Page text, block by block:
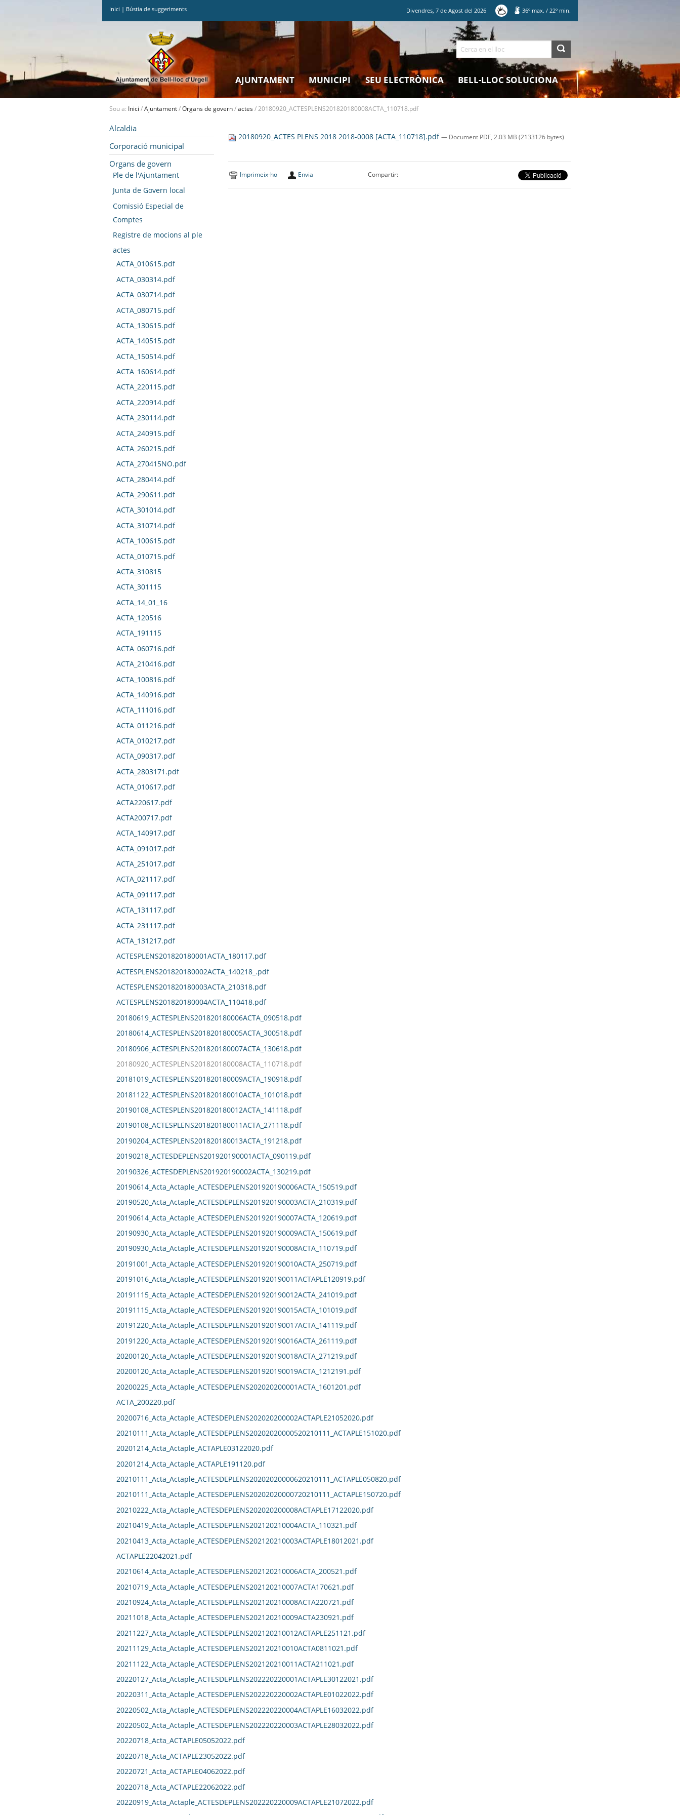
Inici | Bústia de suggeriments Divendres,7 deAgost del2026 36º max. / 22º min.
Cerca
AJUNTAMENT MUNICIPI SEU ELECTRÒNICA BELL-LLOC SOLUCIONA
Sou a: Inici /Ajuntament/Organs de govern/actes/20180920_ACTESPLENS201820180008ACTA_110718.pdf
Alcaldia
Corporació municipal
Organs de govern
Ple de l'Ajuntament
Junta de Govern local
Comissió Especial de
Comptes
Registre de mocions al ple
actes
ACTA_010615.pdf
ACTA_030314.pdf
ACTA_030714.pdf
ACTA_080715.pdf
ACTA_130615.pdf
ACTA_140515.pdf
ACTA_150514.pdf
ACTA_160614.pdf
ACTA_220115.pdf
ACTA_220914.pdf
ACTA_230114.pdf
ACTA_240915.pdf
ACTA_260215.pdf
ACTA_270415NO.pdf
ACTA_280414.pdf
ACTA_290611.pdf
ACTA_301014.pdf
ACTA_310714.pdf
ACTA_100615.pdf
ACTA_010715.pdf
ACTA_310815
ACTA_301115
ACTA_14_01_16
ACTA_120516
ACTA_191115
ACTA_060716.pdf
ACTA_210416.pdf
ACTA_100816.pdf
ACTA_140916.pdf
ACTA_111016.pdf
ACTA_011216.pdf
ACTA_010217.pdf
ACTA_090317.pdf
ACTA_2803171.pdf
ACTA_010617.pdf
ACTA220617.pdf
ACTA200717.pdf
ACTA_140917.pdf
ACTA_091017.pdf
ACTA_251017.pdf
ACTA_021117.pdf
ACTA_091117.pdf
ACTA_131117.pdf
ACTA_231117.pdf
ACTA_131217.pdf
ACTESPLENS201820180001ACTA_180117.pdf
ACTESPLENS201820180002ACTA_140218_.pdf
ACTESPLENS201820180003ACTA_210318.pdf
ACTESPLENS201820180004ACTA_110418.pdf
20180619_ACTESPLENS201820180006ACTA_090518.pdf
20180614_ACTESPLENS201820180005ACTA_300518.pdf
20180906_ACTESPLENS201820180007ACTA_130618.pdf
20180920_ACTESPLENS201820180008ACTA_110718.pdf
20181019_ACTESPLENS201820180009ACTA_190918.pdf
20181122_ACTESPLENS201820180010ACTA_101018.pdf
20190108_ACTESPLENS201820180012ACTA_141118.pdf
20190108_ACTESPLENS201820180011ACTA_271118.pdf
20190204_ACTESPLENS201820180013ACTA_191218.pdf
20190218_ACTESDEPLENS201920190001ACTA_090119.pdf
20190326_ACTESDEPLENS201920190002ACTA_130219.pdf
20190614_Acta_Actaple_ACTESDEPLENS201920190006ACTA_150519.pdf
20190520_Acta_Actaple_ACTESDEPLENS201920190003ACTA_210319.pdf
20190614_Acta_Actaple_ACTESDEPLENS201920190007ACTA_120619.pdf
20190930_Acta_Actaple_ACTESDEPLENS201920190009ACTA_150619.pdf
20190930_Acta_Actaple_ACTESDEPLENS201920190008ACTA_110719.pdf
20191001_Acta_Actaple_ACTESDEPLENS201920190010ACTA_250719.pdf
20191016_Acta_Actaple_ACTESDEPLENS201920190011ACTAPLE120919.pdf
20191115_Acta_Actaple_ACTESDEPLENS201920190012ACTA_241019.pdf
20191115_Acta_Actaple_ACTESDEPLENS201920190015ACTA_101019.pdf
20191220_Acta_Actaple_ACTESDEPLENS201920190017ACTA_141119.pdf
20191220_Acta_Actaple_ACTESDEPLENS201920190016ACTA_261119.pdf
20200120_Acta_Actaple_ACTESDEPLENS201920190018ACTA_271219.pdf
20200120_Acta_Actaple_ACTESDEPLENS201920190019ACTA_1212191.pdf
20200225_Acta_Actaple_ACTESDEPLENS202020200001ACTA_1601201.pdf
ACTA_200220.pdf
20200716_Acta_Actaple_ACTESDEPLENS202020200002ACTAPLE21052020.pdf
20210111_Acta_Actaple_ACTESDEPLENS20202020000520210111_ACTAPLE151020.pdf
20201214_Acta_Actaple_ACTAPLE03122020.pdf
20201214_Acta_Actaple_ACTAPLE191120.pdf
20210111_Acta_Actaple_ACTESDEPLENS20202020000620210111_ACTAPLE050820.pdf
20210111_Acta_Actaple_ACTESDEPLENS20202020000720210111_ACTAPLE150720.pdf
20210222_Acta_Actaple_ACTESDEPLENS202020200008ACTAPLE17122020.pdf
20210419_Acta_Actaple_ACTESDEPLENS202120210004ACTA_110321.pdf
20210413_Acta_Actaple_ACTESDEPLENS202120210003ACTAPLE18012021.pdf
ACTAPLE22042021.pdf
20210614_Acta_Actaple_ACTESDEPLENS202120210006ACTA_200521.pdf
20210719_Acta_Actaple_ACTESDEPLENS202120210007ACTA170621.pdf
20210924_Acta_Actaple_ACTESDEPLENS202120210008ACTA220721.pdf
20211018_Acta_Actaple_ACTESDEPLENS202120210009ACTA230921.pdf
20211227_Acta_Actaple_ACTESDEPLENS202120210012ACTAPLE251121.pdf
20211129_Acta_Actaple_ACTESDEPLENS202120210010ACTA0811021.pdf
20211122_Acta_Actaple_ACTESDEPLENS202120210011ACTA211021.pdf
20220127_Acta_Actaple_ACTESDEPLENS202220220001ACTAPLE30122021.pdf
20220311_Acta_Actaple_ACTESDEPLENS202220220002ACTAPLE01022022.pdf
20220502_Acta_Actaple_ACTESDEPLENS202220220004ACTAPLE16032022.pdf
20220502_Acta_Actaple_ACTESDEPLENS202220220003ACTAPLE28032022.pdf
20220718_Acta_ACTAPLE05052022.pdf
20220718_Acta_ACTAPLE23052022.pdf
20220721_Acta_ACTAPLE04062022.pdf
20220718_Acta_ACTAPLE22062022.pdf
20220919_Acta_Actaple_ACTESDEPLENS202220220009ACTAPLE21072022.pdf
20180920_ACTES PLENS 2018 2018-0008 [ACTA_110718].pdf— Document PDF, 2.03 MB (2133126 bytes)
Imprimeix-ho Envia Compartir: